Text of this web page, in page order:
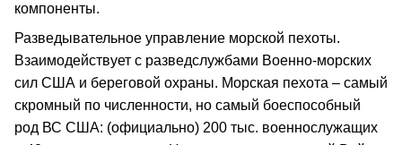
компоненты.
Разведывательное управление морской пехоты.
Взаимодействует с разведслужбами Военно-морских
сил США и береговой охраны. Морская пехота – самый
скромный по численности, но самый боеспособный
род ВС США: (официально) 200 тыс. военнослужащих